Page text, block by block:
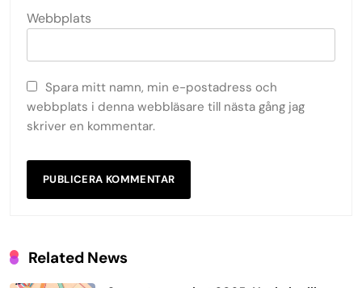
Webbplats
Spara mitt namn, min e-postadress och
webbplats i denna webbläsare till nästa gång jag
skriver en kommentar.
Related News